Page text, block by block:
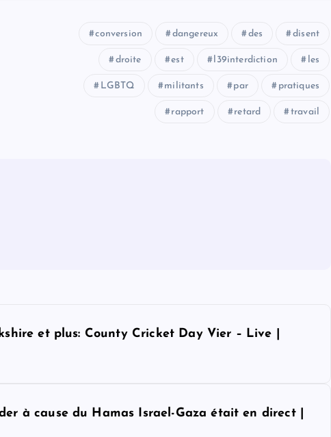
conversion dangereux des disent
droite est l39interdiction les
LGBTQ militants par pratiques
rapport retard travail
et plus: County Cricket Day Vier – Live |
à cause du Hamas Israel-Gaza était en direct |